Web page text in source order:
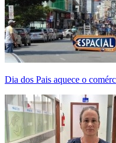
Dia dos Pais aquece o